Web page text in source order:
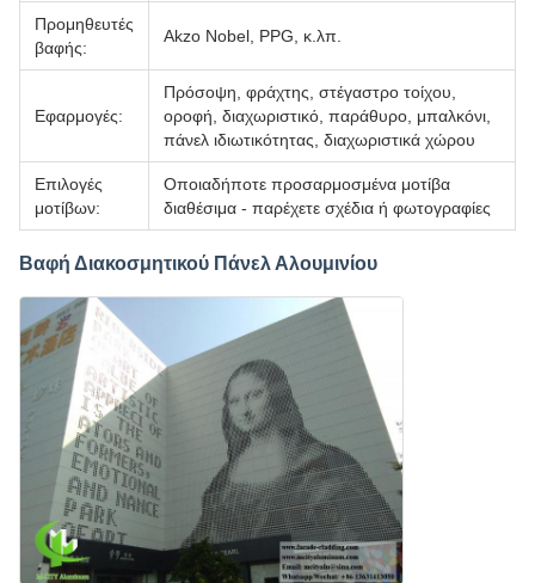
Προμηθευτές
βαφής:
Akzo Nobel, PPG, κ.λπ.
Εφαρμογές:
Πρόσοψη, φράχτης, στέγαστρο τοίχου,
οροφή, διαχωριστικό, παράθυρο, μπαλκόνι,
πάνελ ιδιωτικότητας, διαχωριστικά χώρου
Επιλογές
μοτίβων:
Οποιαδήποτε προσαρμοσμένα μοτίβα
διαθέσιμα - παρέχετε σχέδια ή φωτογραφίες
Βαφή Διακοσμητικού Πάνελ Αλουμινίου